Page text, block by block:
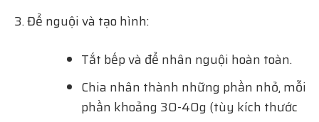
Để nguội và tạo hình:
Tắt bếp và để nhân nguội hoàn toàn.
Chia nhân thành những phần nhỏ, mỗi
phần khoảng 30-40g (tùy kích thước